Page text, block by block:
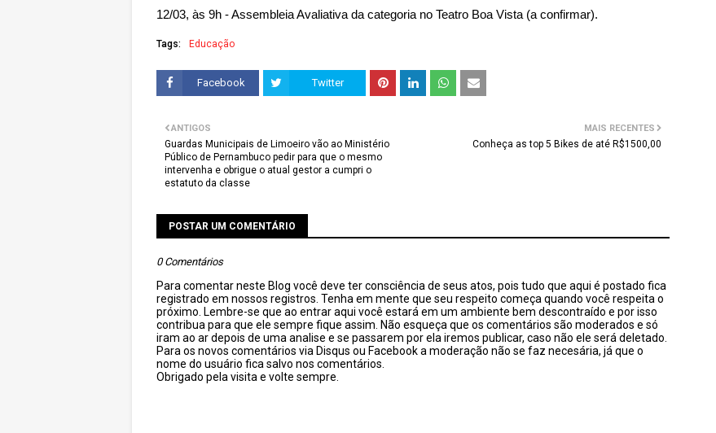
12/03, às 9h - Assembleia Avaliativa da categoria no Teatro Boa Vista (a confirmar).
Tags: Educação
Facebook Twitter
MAIS RECENTES
Conheça as top 5 Bikes de até R$1500,00
ANTIGOS
Guardas Municipais de Limoeiro vão ao Ministério
Público de Pernambuco pedir para que o mesmo
intervenha e obrigue o atual gestor a cumpri o
estatuto da classe
POSTAR UM COMENTÁRIO
0 Comentários
Para comentar neste Blog você deve ter consciência de seus atos, pois tudo que aqui é postado fica
registrado em nossos registros. Tenha em mente que seu respeito começa quando você respeita o
próximo. Lembre-se que ao entrar aqui você estará em um ambiente bem descontraído e por isso
contribua para que ele sempre fique assim. Não esqueça que os comentários são moderados e só
iram ao ar depois de uma analise e se passarem por ela iremos publicar, caso não ele será deletado.
Para os novos comentários via Disqus ou Facebook a moderação não se faz necesária, já que o
nome do usuário fica salvo nos comentários.
Obrigado pela visita e volte sempre.